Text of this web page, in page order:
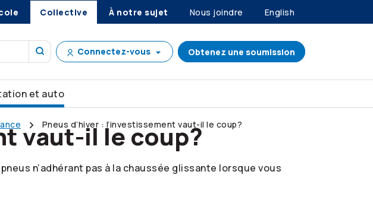
Collective À notre sujet Nous joindre English
Connectez-vous Obtenez une soumission
et auto
Pneus d’hiver : l’investissement vaut-il le coup?
vaut-il le coup?
n’adhérant pas à la chaussée glissante lorsque vous